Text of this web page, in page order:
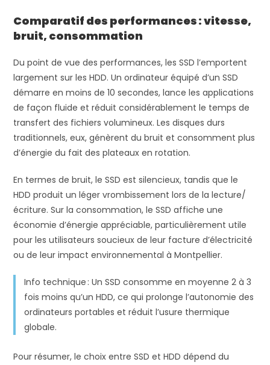
Comparatif des performances : vitesse,
bruit, consommation
Du point de vue des performances, les SSD l’emportent
largement sur les HDD. Un ordinateur équipé d’un SSD
démarre en moins de 10 secondes, lance les applications
de façon fluide et réduit considérablement le temps de
transfert des fichiers volumineux. Les disques durs
traditionnels, eux, génèrent du bruit et consomment plus
d’énergie du fait des plateaux en rotation.
En termes de bruit, le SSD est silencieux, tandis que le
HDD produit un léger vrombissement lors de la lecture/
écriture. Sur la consommation, le SSD affiche une
économie d’énergie appréciable, particulièrement utile
pour les utilisateurs soucieux de leur facture d’électricité
ou de leur impact environnemental à Montpellier.
Info technique : Un SSD consomme en moyenne 2 à 3
fois moins qu’un HDD, ce qui prolonge l’autonomie des
ordinateurs portables et réduit l’usure thermique
globale.
Pour résumer, le choix entre SSD et HDD dépend du